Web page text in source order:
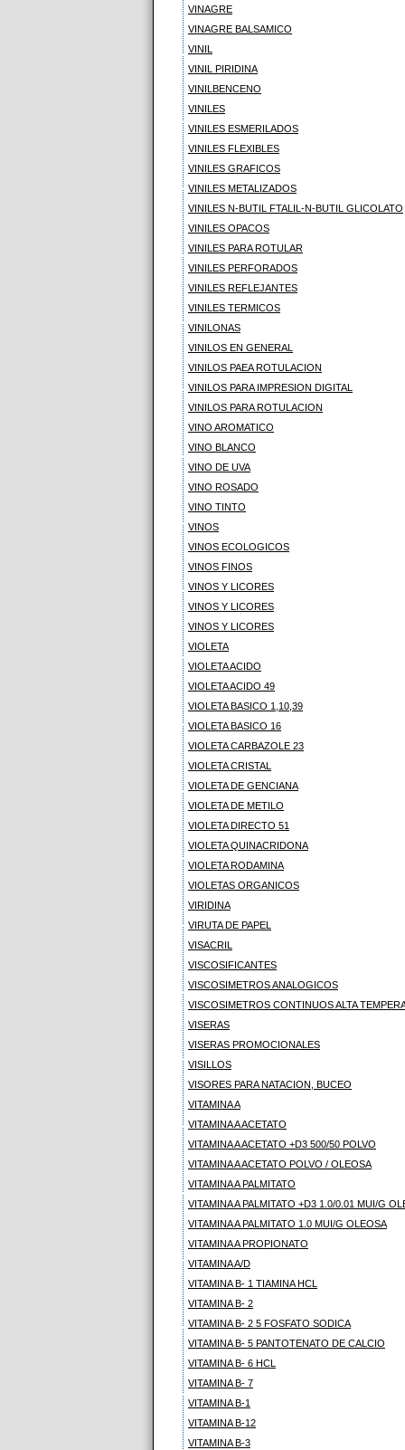
VINAGRE
VINAGRE BALSAMICO
VINIL
VINIL PIRIDINA
VINILBENCENO
VINILES
VINILES ESMERILADOS
VINILES FLEXIBLES
VINILES GRAFICOS
VINILES METALIZADOS
VINILES N-BUTIL FTALIL-N-BUTIL GLICOLATO
VINILES OPACOS
VINILES PARA ROTULAR
VINILES PERFORADOS
VINILES REFLEJANTES
VINILES TERMICOS
VINILONAS
VINILOS EN GENERAL
VINILOS PAEA ROTULACION
VINILOS PARA IMPRESION DIGITAL
VINILOS PARA ROTULACION
VINO AROMATICO
VINO BLANCO
VINO DE UVA
VINO ROSADO
VINO TINTO
VINOS
VINOS ECOLOGICOS
VINOS FINOS
VINOS Y LICORES
VINOS Y LICORES
VINOS Y LICORES
VIOLETA
VIOLETA ACIDO
VIOLETA ACIDO 49
VIOLETA BASICO 1,10,39
VIOLETA BASICO 16
VIOLETA CARBAZOLE 23
VIOLETA CRISTAL
VIOLETA DE GENCIANA
VIOLETA DE METILO
VIOLETA DIRECTO 51
VIOLETA QUINACRIDONA
VIOLETA RODAMINA
VIOLETAS ORGANICOS
VIRIDINA
VIRUTA DE PAPEL
VISACRIL
VISCOSIFICANTES
VISCOSIMETROS ANALOGICOS
VISCOSIMETROS CONTINUOS ALTA
VISERAS
VISERAS PROMOCIONALES
VISILLOS
VISORES PARA NATACION, BUCEO
VITAMINA A
VITAMINA A ACETATO
VITAMINA A ACETATO +D3 500/50 POLVO
VITAMINA A ACETATO POLVO / OLEOSA
VITAMINA A PALMITATO
VITAMINA A PALMITATO +D3 1.0/0.01 MUI/G
VITAMINA A PALMITATO 1.0 MUI/G OLEOSA
VITAMINA A PROPIONATO
VITAMINA A/D
VITAMINA B- 1 TIAMINA HCL
VITAMINA B- 2
VITAMINA B- 2 5 FOSFATO SODICA
VITAMINA B- 5 PANTOTENATO DE CALCIO
VITAMINA B- 6 HCL
VITAMINA B- 7
VITAMINA B-1
VITAMINA B-12
VITAMINA B-3